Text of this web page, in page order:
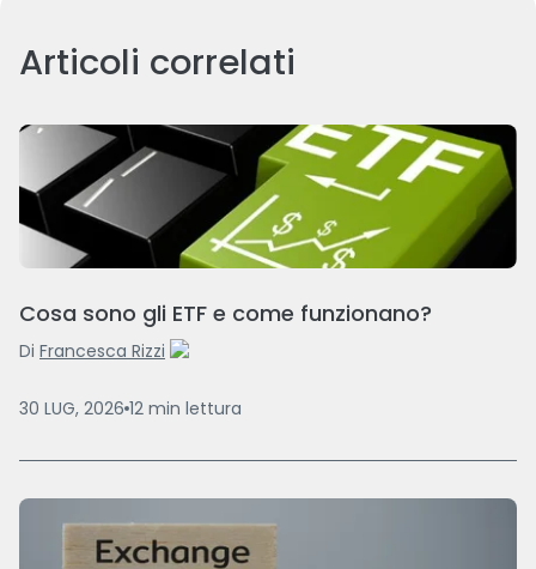
Articoli correlati
Cosa sono gli ETF e come funzionano?
Di Francesca Rizzi
30 LUG, 2026 12 min lettura